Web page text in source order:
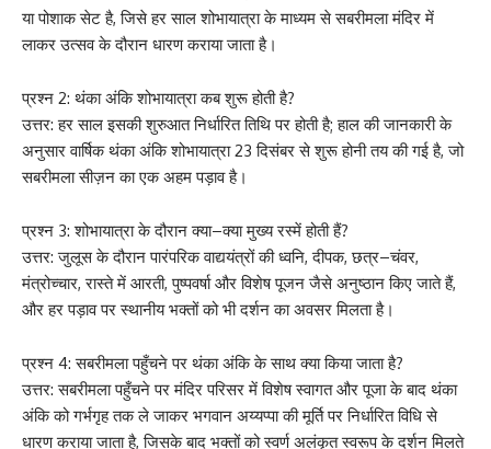
या पोशाक सेट है, जिसे हर साल शोभायात्रा के माध्यम से सबरीमला मंदिर में
लाकर उत्सव के दौरान धारण कराया जाता है।
प्रश्न 2: थंका अंकि शोभायात्रा कब शुरू होती है?
उत्तर: हर साल इसकी शुरुआत निर्धारित तिथि पर होती है; हाल की जानकारी के
अनुसार वार्षिक थंका अंकि शोभायात्रा 23 दिसंबर से शुरू होनी तय की गई है, जो
सबरीमला सीज़न का एक अहम पड़ाव है।
प्रश्न 3: शोभायात्रा के दौरान क्या–क्या मुख्य रस्में होती हैं?
उत्तर: जुलूस के दौरान पारंपरिक वाद्ययंत्रों की ध्वनि, दीपक, छत्र–चंवर,
मंत्रोच्चार, रास्ते में आरती, पुष्पवर्षा और विशेष पूजन जैसे अनुष्ठान किए जाते हैं,
और हर पड़ाव पर स्थानीय भक्तों को भी दर्शन का अवसर मिलता है।
प्रश्न 4: सबरीमला पहुँचने पर थंका अंकि के साथ क्या किया जाता है?
उत्तर: सबरीमला पहुँचने पर मंदिर परिसर में विशेष स्वागत और पूजा के बाद थंका
अंकि को गर्भगृह तक ले जाकर भगवान अय्यप्पा की मूर्ति पर निर्धारित विधि से
धारण कराया जाता है, जिसके बाद भक्तों को स्वर्ण अलंकृत स्वरूप के दर्शन मिलते